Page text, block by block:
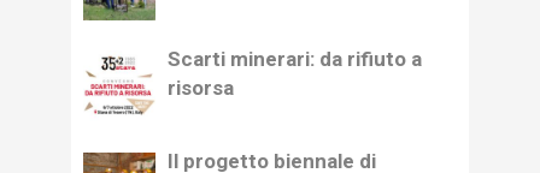
Scarti minerari: da rifiuto a
risorsa
Il progetto biennale di